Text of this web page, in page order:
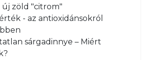
zöld "citrom"
- az antioxidánsokról
sárgadinnye – Miért